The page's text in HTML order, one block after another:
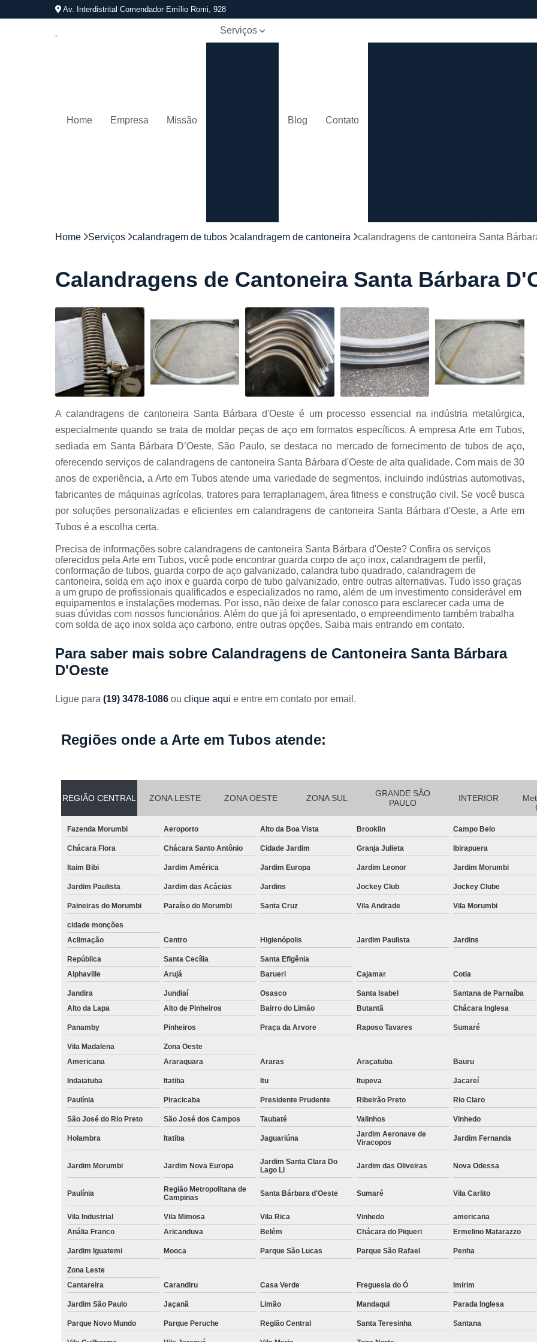
Av. Interdistrital Comendador Emílio Romi, 928
Home Empresa Missão
Serviços
Cortes a
Cortes de
chapa
Curvamento
de tubo
Dobra de
chapas
tubo
Empresas de
corte
Guarda
corpos
Guarda
corpos
galvanizados
Guarda
corpos inox
Serviços de
dobra
aço
Blog Contato
Calandragem Tubo em
Conformação com Tubo Tipo
Conformação em
Conformação para
Conformação Tubo de Metal
Corrimão Aço Tipo
Corrimão de
Corrimão de Aço Galvanizado
Corrimão em
Corrimão em Tubo de Aço
Corrimão Galvanizado com
Corrimão
Corrimão de Ferro
Corrimão Ferro de Escada
Corrimão Ferro para Escada
Corrimão Ferro Quadrado
Corrimão com Ferro Tipo
Corrimão Inox Quadrado
Corte a Laser Chapa Aço Inox
Corte a Laser em Chapa
Corte a Laser Oxigênio
Corte e Dobra de Chapa a Laser
Corte a Laser em Chapa de
Corte Chapa a Laser
Corte de Chapa a Laser
Corte
Corte de Chapa Inox a Laser
Curvamento de Tubos
Curvamento de Tubos de
Curvamento de Tubos
Corte e Dobra Chapa
Corte e
Dobra Chapa de Alumínio
Dobra de Chapa de Ferro
Dobradeira de Chapa
Dobra de Tubo Redondo
Dobra Tubo com Maçarico
Empresa Corte a Laser
Empresa de Corte a Laser
Home Serviços calandragem de tubos calandragem de cantoneira calandragens de cantoneira Santa
Calandragens de Cantoneira Santa Bárbara
A calandragens de cantoneira Santa Bárbara d'Oeste é um processo essencial na indústria metalúrgica,
especialmente quando se trata de moldar peças de aço em formatos específicos. A empresa Arte em Tubos,
sediada em Santa Bárbara D’Oeste, São Paulo, se destaca no mercado de fornecimento de tubos de aço,
oferecendo serviços de calandragens de cantoneira Santa Bárbara d'Oeste de alta qualidade. Com mais de 30
anos de experiência, a Arte em Tubos atende uma variedade de segmentos, incluindo indústrias automotivas,
fabricantes de máquinas agrícolas, tratores para terraplanagem, área fitness e construção civil. Se você busca
por soluções personalizadas e eficientes em calandragens de cantoneira Santa Bárbara d'Oeste, a Arte em
Tubos é a escolha certa.
Precisa de informações sobre calandragens de cantoneira Santa Bárbara d'Oeste? Confira os serviços
oferecidos pela Arte em Tubos, você pode encontrar guarda corpo de aço inox, calandragem de perfil,
conformação de tubos, guarda corpo de aço galvanizado, calandra tubo quadrado, calandragem de
cantoneira, solda em aço inox e guarda corpo de tubo galvanizado, entre outras alternativas. Tudo isso graças
a um grupo de profissionais qualificados e especializados no ramo, além de um investimento considerável em
equipamentos e instalações modernas. Por isso, não deixe de falar conosco para esclarecer cada uma de
suas dúvidas com nossos funcionários. Além do que já foi apresentado, o empreendimento também trabalha
com solda de aço inox solda aço carbono, entre outras opções. Saiba mais entrando em contato.
Para saber mais sobre Calandragens de Cantoneira Santa Bárbara
D'Oeste
Ligue para (19) 3478-1086 ou clique aqui e entre em contato por email.
Regiões onde a Arte em Tubos atende:
REGIÃO CENTRAL ZONA LESTE ZONA OESTE ZONA SUL
GRANDE SÃO
PAULO
INTERIOR
Fazenda Morumbi Aeroporto Alto da Boa Vista Brooklin Campo Belo
Chácara Flora Chácara Santo Antônio Cidade Jardim Granja Julieta Ibirapuera
Itaim Bibi Jardim América Jardim Europa Jardim Leonor Jardim Morumbi
Jardim Paulista Jardim das Acácias Jardins Jockey Club Jockey Clube
Paineiras do Morumbi Paraíso do Morumbi Santa Cruz Vila Andrade Vila Morumbi
cidade monções
Aclimação
Centro Higienópolis Jardim Paulista Jardins
República Santa Cecília
Santa Efigênia
Alphaville
Arujá Barueri Cajamar Cotia
Jandira Jundiaí Osasco Santa Isabel Santana de Parnaíba
Alto da Lapa
Alto de Pinheiros Bairro do Limão Butantã Chácara Inglesa
Panamby Pinheiros Praça da Arvore Raposo Tavares Sumaré
Vila Madalena
Zona Oeste
Americana
Araraquara Araras Araçatuba Bauru
Indaiatuba Itatiba Itu Itupeva Jacareí
Paulínia Piracicaba Presidente Prudente Ribeirão Preto Rio Claro
São José do Rio Preto São José dos Campos Taubaté Valinhos Vinhedo
Holambra Itatiba Jaguariúna
Jardim Aeronave de
Viracopos
Jardim Fernanda
Jardim Morumbi Jardim Nova Europa
Jardim Santa Clara Do
Lago Ll
Jardim das Oliveiras Nova Odessa
Paulínia
Região Metropolitana de
Campinas
Santa Bárbara d'Oeste Sumaré Vila Carlito
Vila Industrial Vila Mimosa Vila Rica Vinhedo
americana
Anália Franco
Aricanduva Belém Chácara do Piqueri Ermelino Matarazzo
Jardim Iguatemi Mooca Parque São Lucas Parque São Rafael Penha
Zona Leste
Cantareira
Carandiru Casa Verde Freguesia do Ó Imirim
Jardim São Paulo Jaçanã Limão Mandaqui Parada Inglesa
Parque Novo Mundo Parque Peruche Região Central Santa Teresinha Santana